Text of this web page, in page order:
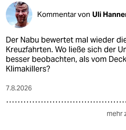
Kommentar von Uli
Der Nabu bewertet mal wieder
Kreuzfahrten. Wo ließe sich der
besser beobachten, als vom
Klimakillers?
7.8.2026
mehr